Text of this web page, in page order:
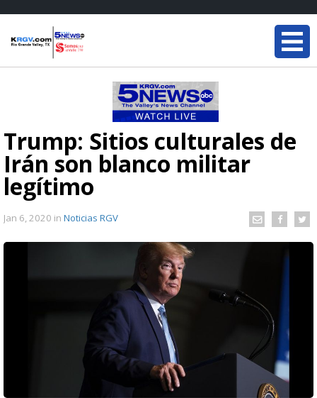
Trump: Sitios culturales de
Irán son blanco militar
legítimo
Jan 6, 2020 in Noticias RGV